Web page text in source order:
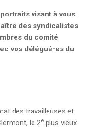
visant à vous
des syndicalistes
du comité
vos délégué-es du
des travailleuses et
le 2e plus vieux
CONSEIL SYNDICAL